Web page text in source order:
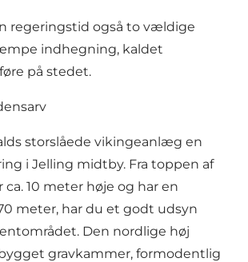
regeringstid også to vældige
indhegning, kaldet
på stedet.
storslåede vikingeanlæg en
i Jelling midtby. Fra toppen af
ca. 10 meter høje og har en
meter, har du et godt udsyn
Den nordlige høj
gravkammer, formodentlig